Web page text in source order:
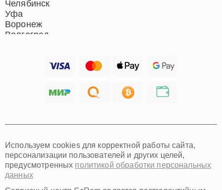
Челябинск
Уфа
Воронеж
Волгоград
Хабаровск
Омск
Красноярск
Пермь
Ульяновск
Используем cookies для корректной работы сайта,
персонализации пользователей и других целей,
предусмотренных политикой обработки персональных
данных